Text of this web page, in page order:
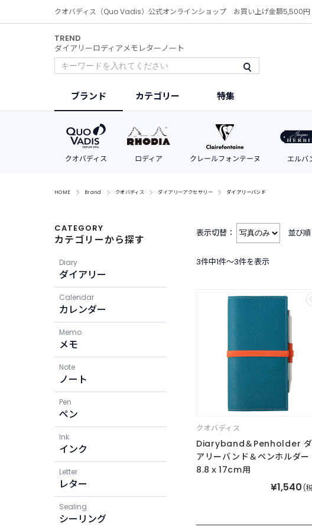
クオバディス（Quo Vadis）公式オンラインショップ お買い上げ金額5,500円
TREND
ダイアリーロディアメモ レターノート
ブランド カテゴリー 特集
HOME Brand クオバディス ダイアリーアクセサリー ダイアリーバンド
表示切替： 並び順
3件中1件〜3件を表示
クオバディス
Diaryband＆Penholder ダ
アリーバンド＆ペンホルダー
8.8ｘ17cm用
¥1,540 (
CATEGORY
カテゴリーから探す
Diary
ダイアリー
Calendar
カレンダー
Memo
メモ
Note
ノート
Pen
ペン
Ink
インク
Letter
レター
Sealing
シーリング